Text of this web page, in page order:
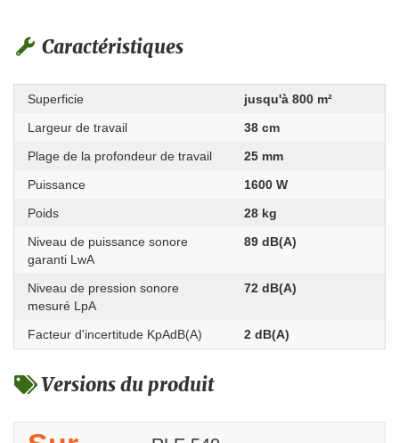
Caractéristiques
Superficie
jusqu'à 800 m²
Largeur de travail
38 cm
Plage de la profondeur de travail
25 mm
Puissance
1600 W
Poids
28 kg
Niveau de puissance sonore
garanti LwA
89 dB(A)
Niveau de pression sonore
mesuré LpA
72 dB(A)
Facteur d'incertitude KpAdB(A) 2 dB(A)
Versions du produit